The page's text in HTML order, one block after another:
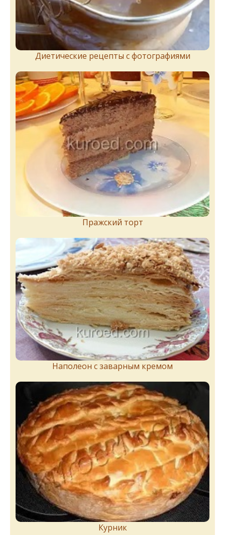
Диетические рецепты с фотографиями
Пражский торт
Наполеон с заварным кремом
Курник